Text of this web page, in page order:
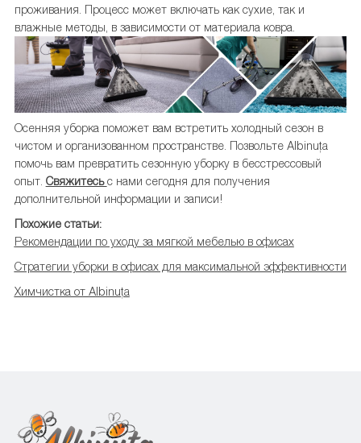
проживания. Процесс может включать как сухие, так и
влажные методы, в зависимости от материала ковра.
Осенняя уборка поможет вам встретить холодный сезон в
чистом и организованном пространстве. Позвольте Albinuța
помочь вам превратить сезонную уборку в бесстрессовый
опыт. Свяжитесьс нами сегодня для получения
дополнительной информации и записи!
Похожие статьи:
Рекомендации по уходу за мягкой мебелью в офисах
Стратегии уборки в офисах для максимальной эффективности
Химчистка от Albinuța